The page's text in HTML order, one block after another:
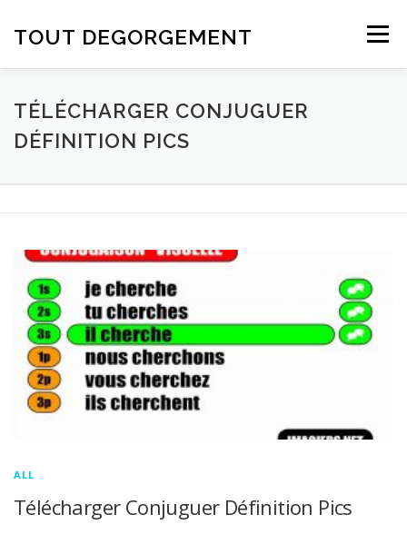
TOUT DEGORGEMENT Menu
TÉLÉCHARGER CONJUGUER
DÉFINITION PICS
ALL
Télécharger Conjuguer Définition Pics